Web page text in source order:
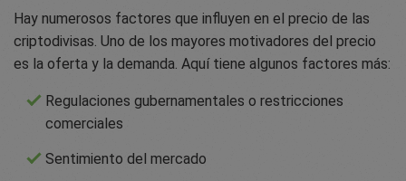
Hay numerosos factores que influyen en el precio de las
criptodivisas. Uno de los mayores motivadores del precio
es la oferta y la demanda. Aquí tiene algunos factores más:
Regulaciones gubernamentales o restricciones
comerciales
Sentimiento del mercado